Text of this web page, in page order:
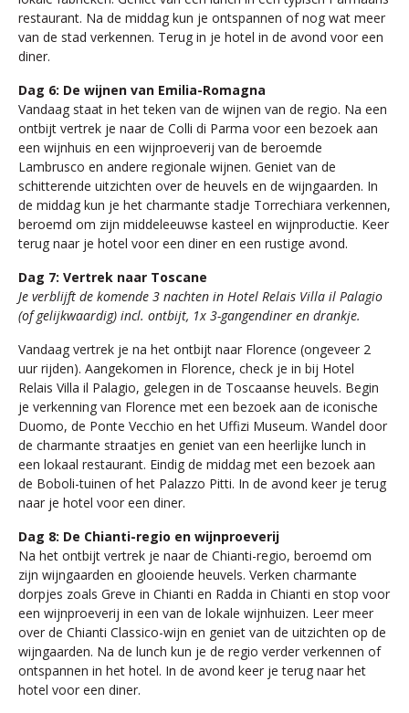
restaurant. Na de middag kun je ontspannen of nog wat meer
van de stad verkennen. Terug in je hotel in de avond voor een
diner.
Dag 6: De wijnen van Emilia-Romagna
Vandaag staat in het teken van de wijnen van de regio. Na een
ontbijt vertrek je naar de Colli di Parma voor een bezoek aan
een wijnhuis en een wijnproeverij van de beroemde
Lambrusco en andere regionale wijnen. Geniet van de
schitterende uitzichten over de heuvels en de wijngaarden. In
de middag kun je het charmante stadje Torrechiara verkennen,
beroemd om zijn middeleeuwse kasteel en wijnproductie. Keer
terug naar je hotel voor een diner en een rustige avond.
Dag 7: Vertrek naar Toscane
Je verblijft de komende 3 nachten in Hotel Relais Villa il Palagio
(of gelijkwaardig) incl. ontbijt, 1x 3-gangendiner en drankje.
Vandaag vertrek je na het ontbijt naar Florence (ongeveer 2
uur rijden). Aangekomen in Florence, check je in bij Hotel
Relais Villa il Palagio, gelegen in de Toscaanse heuvels. Begin
je verkenning van Florence met een bezoek aan de iconische
Duomo, de Ponte Vecchio en het Uffizi Museum. Wandel door
de charmante straatjes en geniet van een heerlijke lunch in
een lokaal restaurant. Eindig de middag met een bezoek aan
de Boboli-tuinen of het Palazzo Pitti. In de avond keer je terug
naar je hotel voor een diner.
Dag 8: De Chianti-regio en wijnproeverij
Na het ontbijt vertrek je naar de Chianti-regio, beroemd om
zijn wijngaarden en glooiende heuvels. Verken charmante
dorpjes zoals Greve in Chianti en Radda in Chianti en stop voor
een wijnproeverij in een van de lokale wijnhuizen. Leer meer
over de Chianti Classico-wijn en geniet van de uitzichten op de
wijngaarden. Na de lunch kun je de regio verder verkennen of
ontspannen in het hotel. In de avond keer je terug naar het
hotel voor een diner.